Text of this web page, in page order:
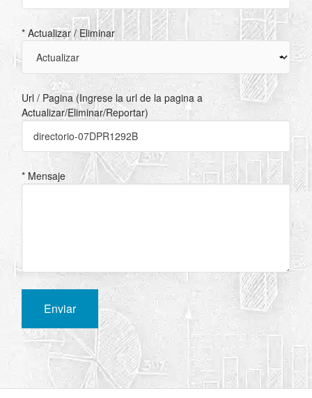
* Actualizar / Eliminar
Url / Pagina (Ingrese la url de la pagina a
Actualizar/Eliminar/Reportar)
* Mensaje
Enviar